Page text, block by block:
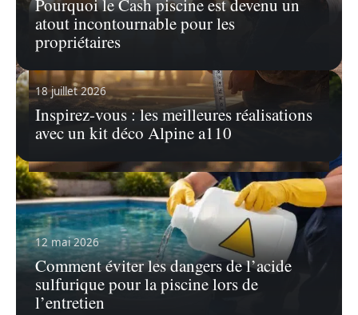
18 juillet 2026
Inspirez-vous : les meilleures réalisations
avec un kit déco Alpine a110
Pourquoi le Cash piscine est devenu un
atout incontournable pour les
propriétaires
12 mai 2026
Comment éviter les dangers de l’acide
sulfurique pour la piscine lors de
l’entretien
23 juillet 2026
Méthode 3-4-5 : tracer des angles droits
en toute simplicité
Imaginez-vous sur un chantier, entouré d'outils,
prêt à matérialiser votre prochain projet…
En savoir plus